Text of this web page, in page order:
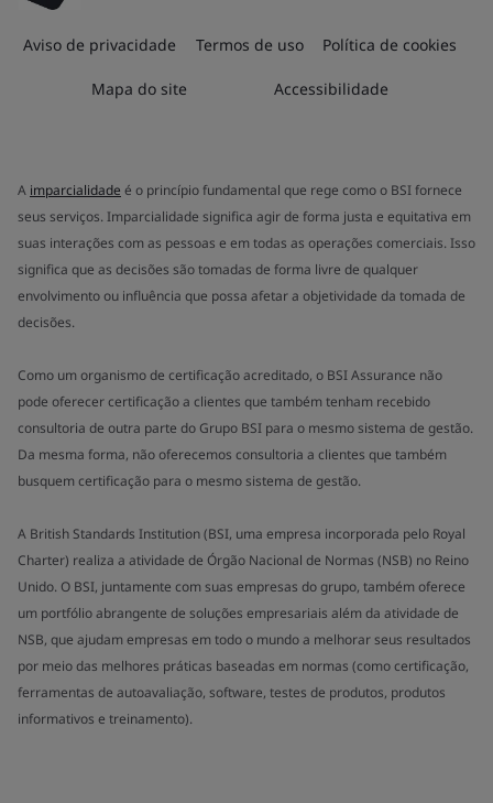
Aviso de privacidade Termos de uso Política de cookies
Mapa do site Accessibilidade
A imparcialidade é o princípio fundamental que rege como o BSI fornece
seus serviços. Imparcialidade significa agir de forma justa e equitativa em
suas interações com as pessoas e em todas as operações comerciais. Isso
significa que as decisões são tomadas de forma livre de qualquer
envolvimento ou influência que possa afetar a objetividade da tomada de
decisões.
Como um organismo de certificação acreditado, o BSI Assurance não
pode oferecer certificação a clientes que também tenham recebido
consultoria de outra parte do Grupo BSI para o mesmo sistema de gestão.
Da mesma forma, não oferecemos consultoria a clientes que também
busquem certificação para o mesmo sistema de gestão.
A British Standards Institution (BSI, uma empresa incorporada pelo Royal
Charter) realiza a atividade de Órgão Nacional de Normas (NSB) no Reino
Unido. O BSI, juntamente com suas empresas do grupo, também oferece
um portfólio abrangente de soluções empresariais além da atividade de
NSB, que ajudam empresas em todo o mundo a melhorar seus resultados
por meio das melhores práticas baseadas em normas (como certificação,
ferramentas de autoavaliação, software, testes de produtos, produtos
informativos e treinamento).